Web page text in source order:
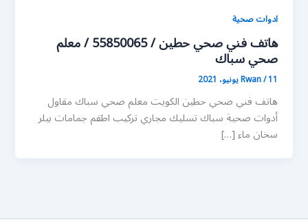
ادوات صحية
هاتف فني صحي حطين / 55850065 / معلم
صحي سباك
Rwan/11 يونيو، 2021
هاتف فني صحي حطين الكويت معلم صحي سباك مقاول
أدوات صحية سباك تسليك مجاري تركيب اطقم جمامات بيلر
سخان ماء […]